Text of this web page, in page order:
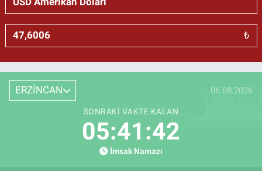
₺
ERZİNCAN 06.08.2026
SONRAKI VAKTE KALAN
05:41:42
İmsak Namazı